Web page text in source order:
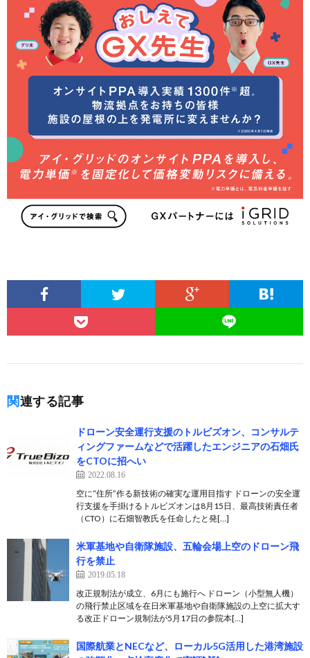
関連する記事
ドローン安全運行支援のトルビズオン、コンサルテ
ィングファームなどで活躍したエンジニアの石畑氏
をCTOに招へい
2022.08.16
空に“住所”作る新技術の確実な運用目指す ドローンの安全運
行支援を手掛けるトルビズオンは8月15日、最高技術責任者
（CTO）に石畑智教氏を任命したと発[…]
米軍基地や自衛隊施設、五輪会場上空のドローン飛
行を禁止
2019.05.18
改正規制法が成立、6月にも施行へ ドローン（小型無人機）
の飛行禁止区域を在日米軍基地や自衛隊施設の上空に拡大す
る改正ドローン規制法が5月17日の参院本[…]
国際航業とNECなど、ローカル5G活用した港湾施設